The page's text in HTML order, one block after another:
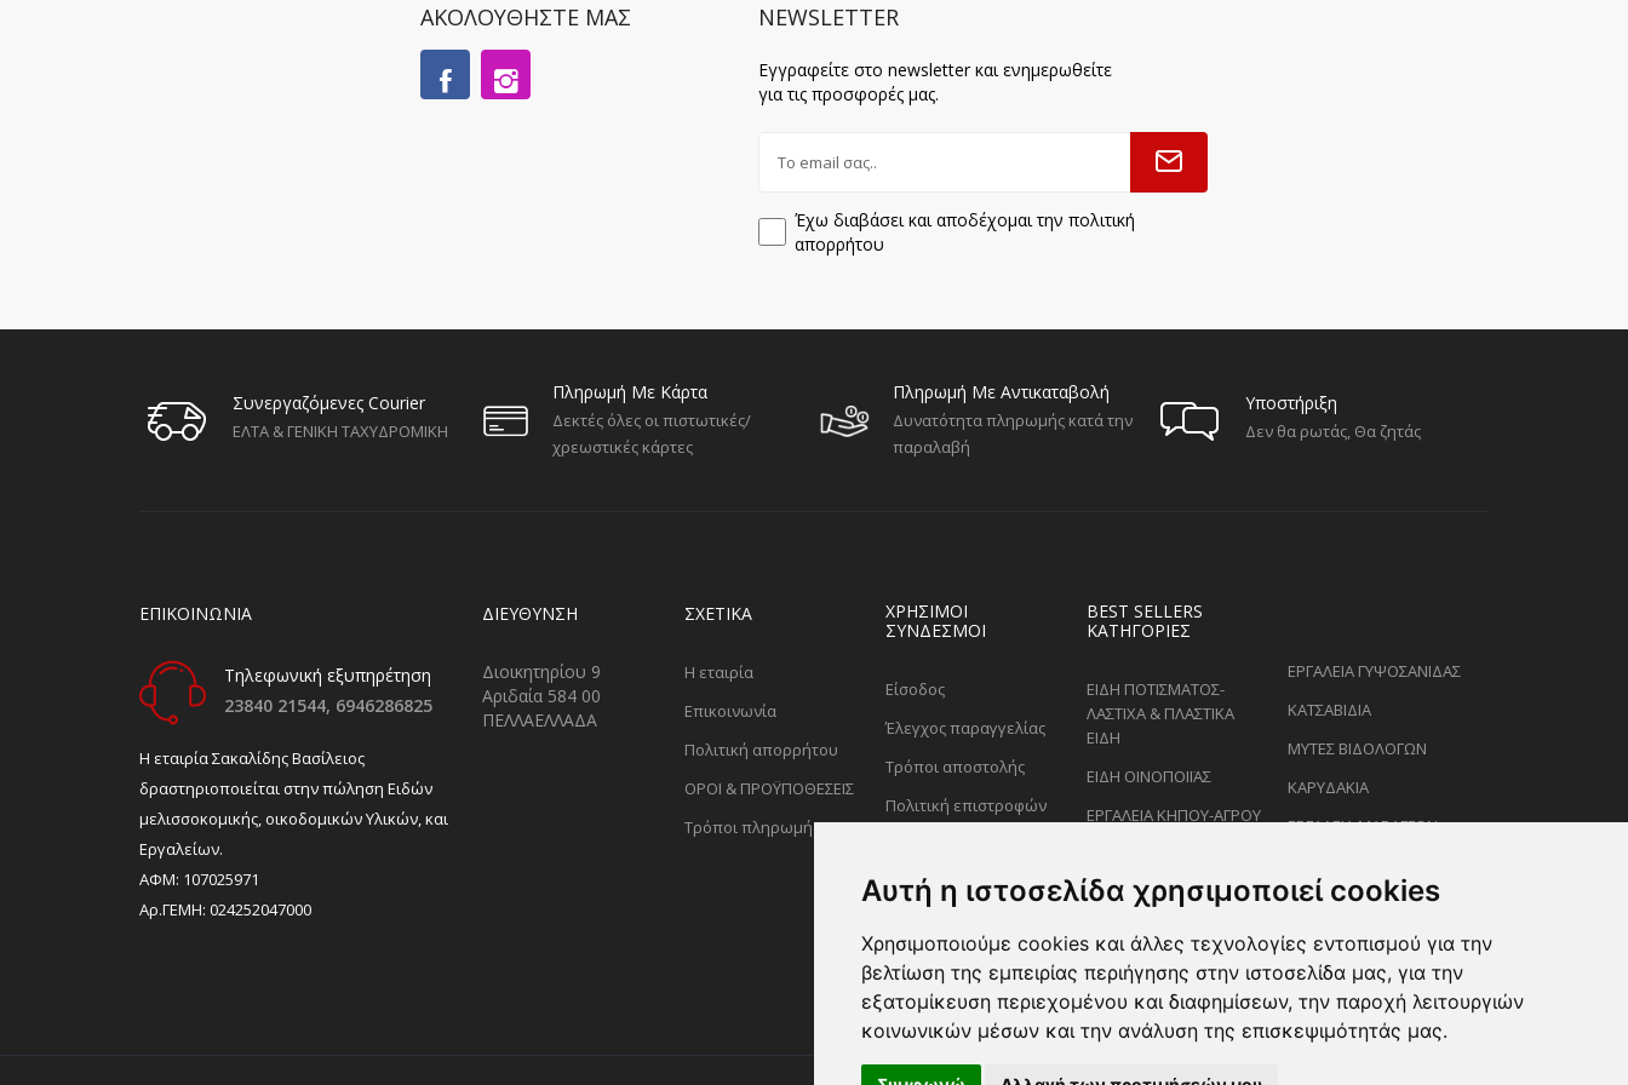
Αυτή η ιστοσελίδα χρησιμοποιεί cookies
Χρησιμοποιούμε cookies και άλλες τεχνολογίες εντοπισμού για την
βελτίωση της εμπειρίας περιήγησης στην ιστοσελίδα μας, για την
εξατομίκευση περιεχομένου και διαφημίσεων, την παροχή λειτουργιών
κοινωνικών μέσων και την ανάλυση της επισκεψιμότητάς μας.
ΑΚΟΛΟΥΘΗΣΤΕ ΜΑΣ NEWSLETTER
Εγγραφείτε στο newsletter και ενημερωθείτε
για τις προσφορές μας.
Έχω διαβάσει και αποδέχομαι την πολιτική
απορρήτου
Συνεργαζόμενες Courier
ΕΛΤΑ & ΓΕΝΙΚΗ ΤΑΧΥΔΡΟΜΙΚΗ
Πληρωμή Με Κάρτα
Δεκτές όλες οι πιστωτικές/
χρεωστικές κάρτες
Πληρωμή Με Αντικαταβολή
Δυνατότητα πληρωμής κατά την
παραλαβή
Υποστήριξη
Δεν θα ρωτάς, Θα ζητάς
ΕΠΙΚΟΙΝΩΝΙΑ
Τηλεφωνική εξυπηρέτηση
23840 21544, 6946286825
H εταιρία Σακαλίδης Βασίλειος
δραστηριοποιείται στην πώληση Ειδών
μελισσοκομικής, οικοδομικών Υλικών, και
Εργαλείων.
ΑΦΜ: 107025971
Αρ.ΓΕΜΗ: 024252047000
ΔΙΕΎΘΥΝΣΗ
Διοικητηρίου 9
Αριδαία 584 00
ΠΕΛΛΑΕΛΛΑΔΑ
ΣΧΕΤΙΚΑ
Η εταιρία
Επικοινωνία
Πολιτική απορρήτου
ΟΡΟΙ & ΠΡΟΫΠΟΘΕΣΕΙΣ
Τρόποι πληρωμής
ΧΡΗΣΙΜΟΙ
ΣΥΝΔΕΣΜΟΙ
Είσοδος
Έλεγχος παραγγελίας
Τρόποι αποστολής
Πολιτική επιστροφών
BEST SELLERS
ΚΑΤΗΓΟΡΊΕΣ
ΕΙΔΗ ΠΟΤΙΣΜΑΤΟΣ-
ΛΑΣΤΙΧΑ & ΠΛΑΣΤΙΚΑ
ΕΙΔΗ
ΕΙΔΗ ΟΙΝΟΠΟΙΪΑΣ
ΕΡΓΑΛΕΙΑ ΚΗΠΟΥ-ΑΓΡΟΥ
ΡΑΝΤΙΣΜΑΤΟΣ
ΨΑΛΙΔΙΑ ΚΛΑΔΕΜΑΤΟΣ
ΕΡΓΑΛΕΙΑ ΓΥΨΟΣΑΝΙΔΑΣ
ΚΑΤΣΑΒΙΔΙΑ
ΜΥΤΕΣ ΒΙΔΟΛΟΓΩΝ
ΚΑΡΥΔΑΚΙΑ
ΕΡΓΑΛΕΙΑ ΜΑΡΑΓΓΩΝ